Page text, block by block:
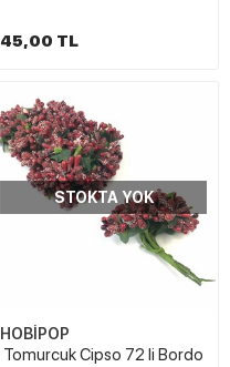
45,00 TL
STOKTA YOK
HOBİPOP
Tomurcuk Cipso 72 li Bordo